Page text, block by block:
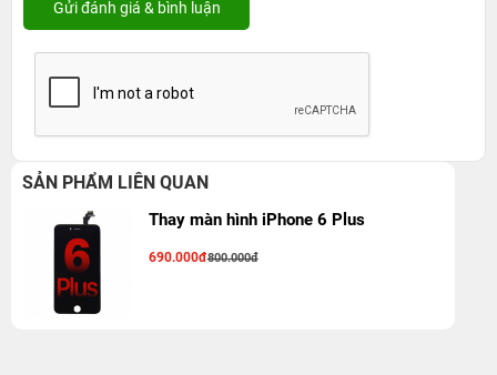
SẢN PHẨM LIÊN QUAN
Thay màn hình iPhone 6 Plus
690.000đ800.000đ